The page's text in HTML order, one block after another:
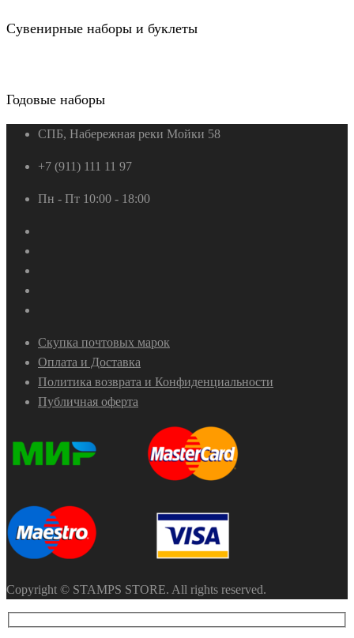
Сувенирные наборы и буклеты
Годовые наборы
СПБ, Набережная реки Мойки 58
+7 (911) 111 11 97
Пн - Пт 10:00 - 18:00
Скупка почтовых марок
Оплата и Доставка
Политика возврата и Конфиденциальности
Публичная оферта
Copyright © STAMPS STORE. All rights reserved.